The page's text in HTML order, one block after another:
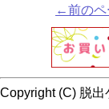
←前のペ
Copyright (C) 脱